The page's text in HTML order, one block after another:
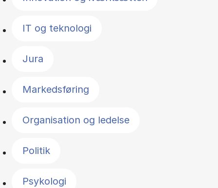
IT og teknologi
Jura
Markedsføring
Organisation og ledelse
Politik
Psykologi